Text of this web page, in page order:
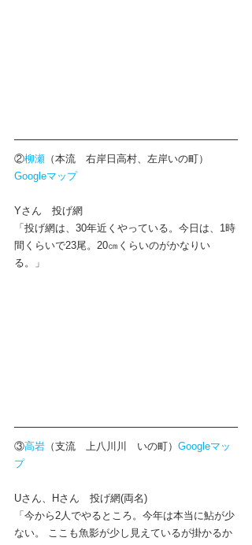
②柳瀬 （本流　右岸日高村、左岸いの町）
Googleマップ
Yさん 投げ網
「投げ網は、30年近くやっている。今日は、1時
間くらいで23尾。20㎝くらいのがかなりい
る。」
③高岩 （支流　上八川川　いの町） Googleマッ
プ
Uさん、Hさん　投げ網(両名)
「今から2人でやるところ。今年は本当に鮎が少
ない。 ここも魚影が少し見えているが掛かるか